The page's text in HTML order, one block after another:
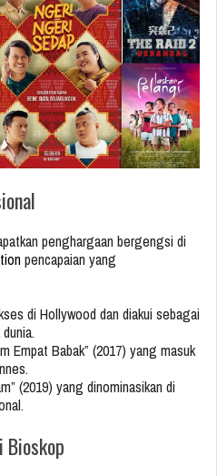
penghargaan bergengsi di
pencapaian yang
di Hollywood dan diakui sebagai
Empat Babak” (2017) yang masuk
(2019) yang dinominasikan di